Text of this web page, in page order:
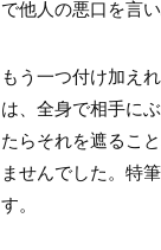
で他人の悪口を言
もう一つ付け加え
は、全身で相手に
たらそれを遮るこ
ませんでした。特
す。